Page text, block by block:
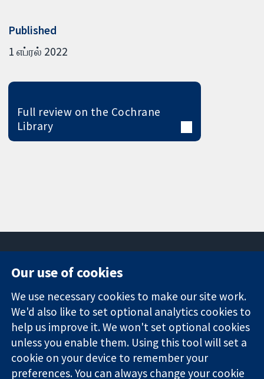
Published
1 எப்ரல் 2022
Full review on the Cochrane
Library
Trusted
evidence.
Informed
decisions.
Better health.
Square
London
W1G 0AN
ஐக்கிய
இராச்சியம்
News
Press office
About us
Jobs
Cochrane
Library
Our use of cookies
We use necessary cookies to make our site work.
We'd also like to set optional analytics cookies to
help us improve it. We won't set optional cookies
unless you enable them. Using this tool will set a
cookie on your device to remember your
preferences. You can always change your cookie